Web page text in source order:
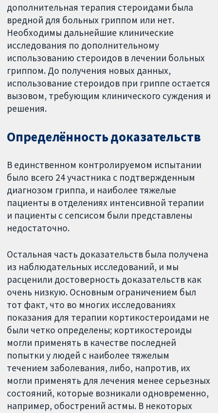
дополнительная терапия стероидами была
вредной для больных гриппом или нет.
Необходимы дальнейшие клинические
исследования по дополнительному
использованию стероидов в лечении больных
гриппом. До получения новых данных,
использование стероидов при гриппе остается
вызовом, требующим клинического суждения и
решения.
Определённость доказательств
В единственном контролируемом испытании
было всего 24 участника с подтвержденным
диагнозом гриппа, и наиболее тяжелые
пациенты в отделениях интенсивной терапии
и пациенты с сепсисом были представлены
недостаточно.
Остальная часть доказательств была получена
из наблюдательных исследований, и мы
расценили достоверность доказательств как
очень низкую. Основным ограничением был
тот факт, что во многих исследованиях
показания для терапии кортикостероидами не
были четко определены; кортикостероиды
могли применять в качестве последней
попытки у людей с наиболее тяжелым
течением заболевания, либо, напротив, их
могли применять для лечения менее серьезных
состояний, которые возникали одновременно,
например, обострений астмы. В некоторых